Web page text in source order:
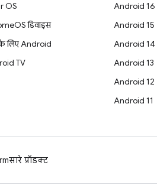
OS
डिवाइस
लिए Android
TV
Android 16
Android 15
Android 14
Android 13
Android 12
Android 11
सारे प्रॉडक्ट